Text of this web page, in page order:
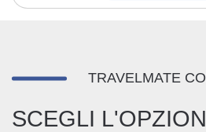
TRAVELMATE
SCEGLI